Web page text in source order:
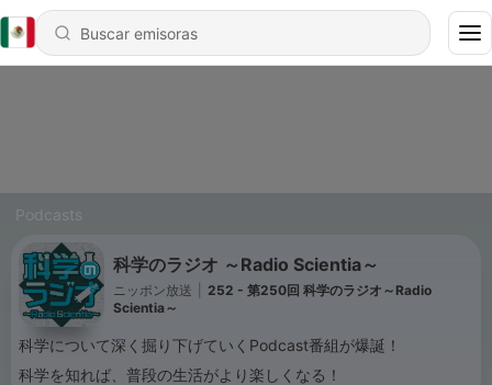
Podcasts
科学のラジオ ～Radio Scientia～
ニッポン放送
252 - 第250回 科学のラジオ～Radio
Scientia～
科学について深く掘り下げていくPodcast番組が爆誕！
科学を知れば、普段の生活がより楽しくなる！